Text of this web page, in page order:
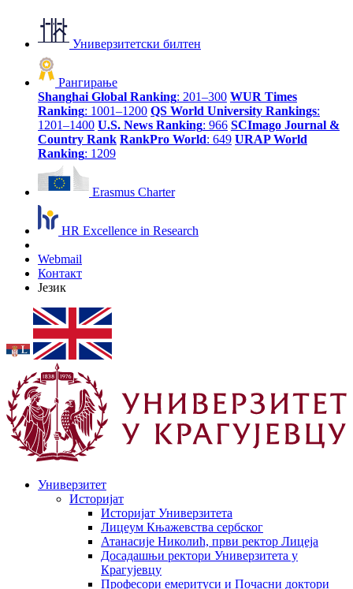
Универзитетски билтен
Рангирање
Shanghai Global Ranking: 201–300 WUR Times
Ranking: 1001–1200 QS World University Rankings:
1201–1400 U.S. News Ranking: 966 SCImago Journal &
Country Rank RankPro World: 649 URAP World
Ranking: 1209
Erasmus Charter
HR Excellence in Research
Webmail
Контакт
Језик
Универзитет
Историјат
Историјат Универзитета
Лицеум Књажевства сербског
Атанасије Николић, први ректор Лицеја
Досадашњи ректори Универзитета у
Крагујевцу
Професори емеритуси и Почасни доктори